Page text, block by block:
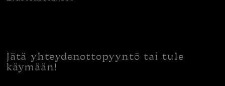
Jätä yhteydenottopyyntö tai tule
käymään!